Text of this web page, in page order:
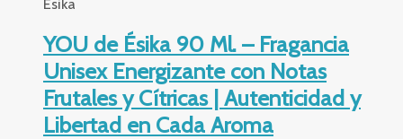
YOU de Ésika 90 Ml. – Fragancia
Unisex Energizante con Notas
Frutales y Cítricas | Autenticidad y
Libertad en Cada Aroma